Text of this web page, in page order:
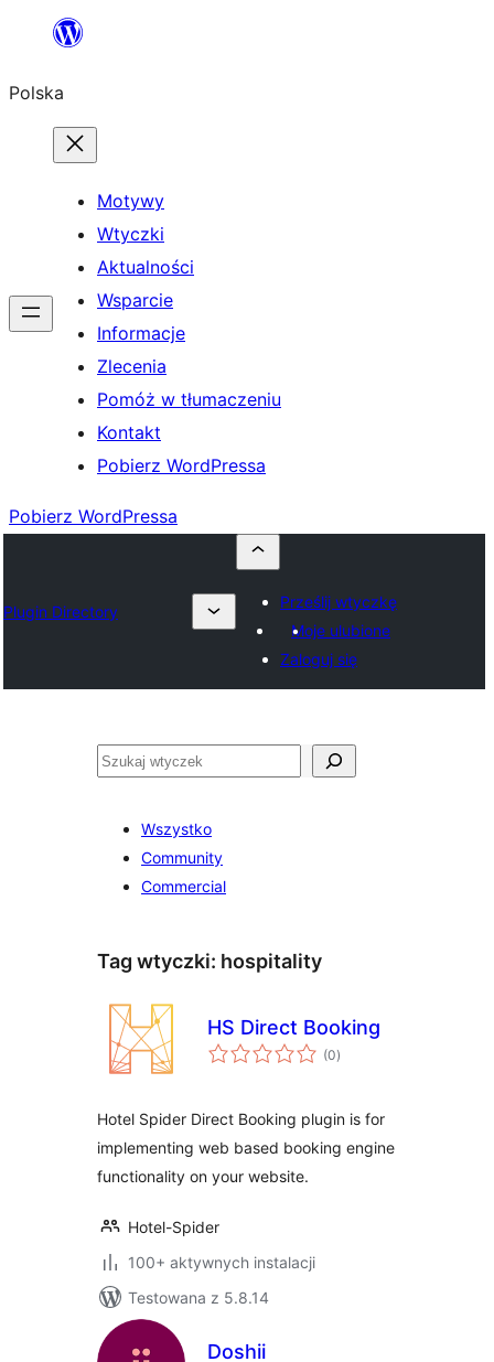
Przejdź
treści
Polska
Motywy
Wtyczki
Aktualności
Wsparcie
Informacje
Zlecenia
Pomóż w tłumaczeniu
Kontakt
Pobierz WordPressa
Pobierz WordPressa
Plugin Directory
Prześlij wtyczkę
Moje ulubione
Zaloguj się
Szukaj
Wszystko
Community
Commercial
Tag wtyczki: hospitality
HS Direct Booking
(0wszystkich
ocen
)
Hotel Spider Direct Booking plugin is for
implementing web based booking engine
functionality on your website.
Hotel-Spider
100+ aktywnych instalacji
Testowana z 5.8.14
Doshii